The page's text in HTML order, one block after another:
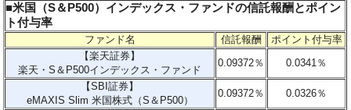
■米国（S＆P500）インデックス・ファンドの信託報酬とポイン
ト付与率
ファンド名 信託報酬
ポイント付与率
【楽天証券】
楽天・S＆P500インデックス・ファンド
0.09372％
0.0341％
【SBI証券】
eMAXIS Slim 米国株式（S＆P500）
0.09372％
0.0326％